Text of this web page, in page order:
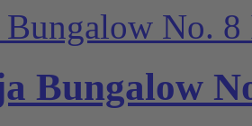
Bungalow No. 8
Bungalow